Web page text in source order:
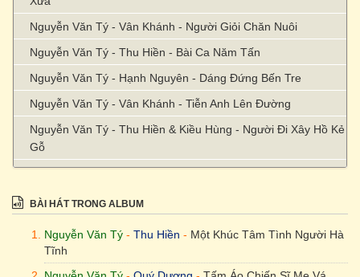
Nguyễn Văn Tý - Vân Khánh - Người Giỏi Chăn Nuôi
Nguyễn Văn Tý - Thu Hiền - Bài Ca Năm Tấn
Nguyễn Văn Tý - Hạnh Nguyên - Dáng Đứng Bến Tre
Nguyễn Văn Tý - Vân Khánh - Tiễn Anh Lên Đường
Nguyễn Văn Tý - Thu Hiền & Kiều Hùng - Người Đi Xây Hồ Kẻ
Gỗ
Nguyễn Văn Tý - Thu Hiền - Mẹ Yêu Con
Nguyễn Văn Tý - Thùy Dương - Dư Âm
BÀI HÁT TRONG ALBUM
Nguyễn Văn Tý - Thu Hiền - Một Khúc Tâm Tình Người Hà
Tĩnh